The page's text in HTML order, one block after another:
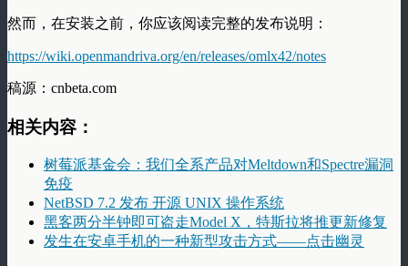
然而，在安装之前，你应该阅读完整的发布说明：
https://wiki.openmandriva.org/en/releases/omlx42/notes
稿源：cnbeta.com
相关内容：
树莓派基金会：我们全系产品对Meltdown和Spectre漏洞
免疫
NetBSD 7.2 发布 开源 UNIX 操作系统
黑客两分半钟即可盗走Model X，特斯拉将推更新修复
发生在安卓手机的一种新型攻击方式——点击幽灵